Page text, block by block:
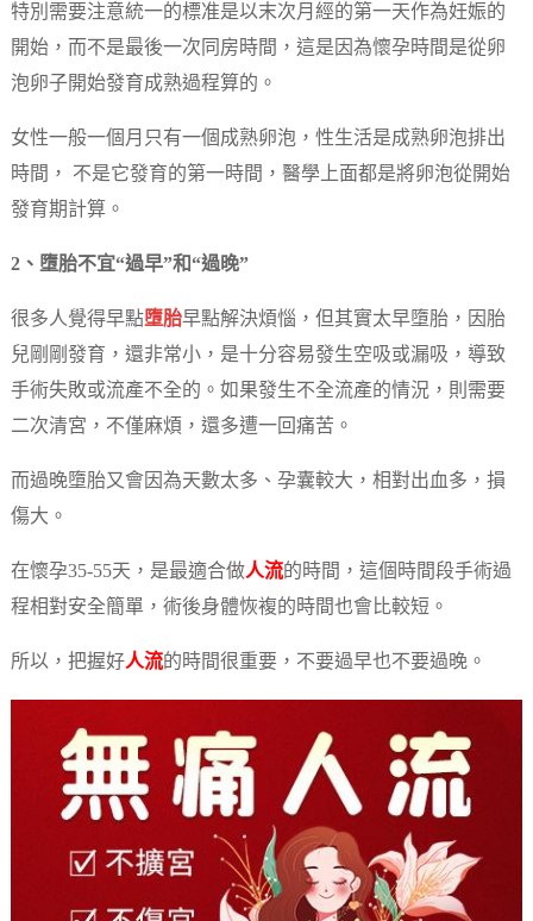
特別需要注意統一的標准是以末次月經的第一天作為妊娠的
開始，而不是最後一次同房時間，這是因為懷孕時間是從卵
泡卵子開始發育成熟過程算的。
女性一般一個月只有一個成熟卵泡，性生活是成熟卵泡排出
時間， 不是它發育的第一時間，醫學上面都是將卵泡從開始
發育期計算。
2、墮胎不宜“過早”和“過晚”
很多人覺得早點墮胎早點解決煩惱，但其實太早墮胎，因胎
兒剛剛發育，還非常小，是十分容易發生空吸或漏吸，導致
手術失敗或流產不全的。如果發生不全流產的情況，則需要
二次清宮，不僅麻煩，還多遭一回痛苦。
而過晚墮胎又會因為天數太多、孕囊較大，相對出血多，損
傷大。
在懷孕35-55天，是最適合做人流的時間，這個時間段手術過
程相對安全簡單，術後身體恢複的時間也會比較短。
所以，把握好人流的時間很重要，不要過早也不要過晚。